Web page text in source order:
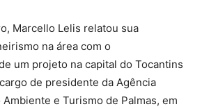
Marcello Lelis relatou sua
na área com o
um projeto na capital do Tocantins
de presidente da Agência
e Turismo de Palmas, em